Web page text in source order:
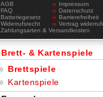
AGB
Impressum
FAQ
Datenschutz
Batteriegesetz
Barrierefreiheit
Widerrufsrecht
Vertrag
Zahlungsarten & Versandkosten
Brett- & Kartenspiele
Brettspiele
Kartenspiele